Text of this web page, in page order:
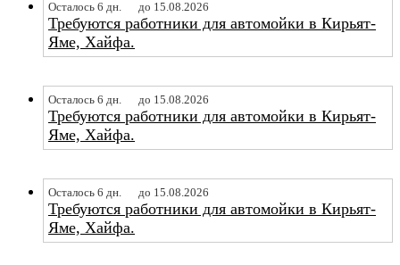
Осталось 6 дн. до 15.08.2026
Требуются работники для автомойки в Кирьят-
Яме, Хайфа.
Осталось 6 дн. до 15.08.2026
Требуются работники для автомойки в Кирьят-
Яме, Хайфа.
Осталось 6 дн. до 15.08.2026
Требуются работники для автомойки в Кирьят-
Яме, Хайфа.